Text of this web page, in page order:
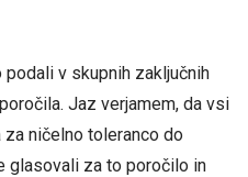
v skupnih zaključnih
Jaz verjamem, da vsi
ničelno toleranco do
glasovali za to poročilo in